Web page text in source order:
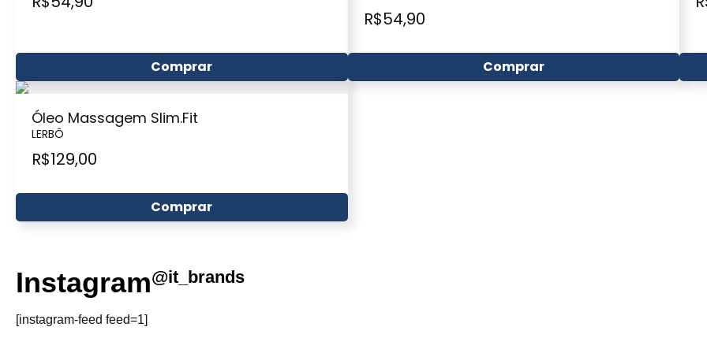
Comprar
R$54,90
Comprar
Óleo Massagem Slim.Fit
LERBÔ
R$129,00
Comprar
Instagram@it_brands
[instagram-feed feed=1]